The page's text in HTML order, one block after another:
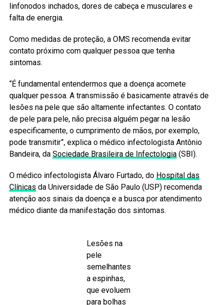
linfonodos inchados, dores de cabeça e musculares e
falta de energia.
Como medidas de proteção, a OMS recomenda evitar
contato próximo com qualquer pessoa que tenha
sintomas.
“É fundamental entendermos que a doença acomete
qualquer pessoa. A transmissão é basicamente através de
lesões na pele que são altamente infectantes. O contato
de pele para pele, não precisa alguém pegar na lesão
especificamente, o cumprimento de mãos, por exemplo,
pode transmitir”, explica o médico infectologista Antônio
Bandeira, da Sociedade Brasileira de Infectologia(SBI).
O médico infectologista Álvaro Furtado, do Hospital das
Clínicas da Universidade de São Paulo (USP) recomenda
atenção aos sinais da doença e a busca por atendimento
médico diante da manifestação dos sintomas.
Lesões na
pele
semelhantes
a espinhas,
que evoluem
para bolhas